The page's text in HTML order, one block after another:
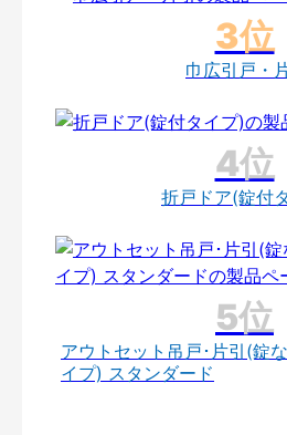
巾広引戸・
折戸ドア(錠付
アウトセット吊戸･片引(錠
イプ) スタンダード